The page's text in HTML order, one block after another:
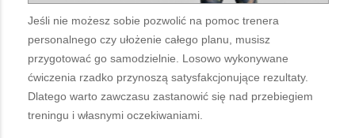
Jeśli nie możesz sobie pozwolić na pomoc trenera
personalnego czy ułożenie całego planu, musisz
przygotować go samodzielnie. Losowo wykonywane
ćwiczenia rzadko przynoszą satysfakcjonujące rezultaty.
Dlatego warto zawczasu zastanowić się nad przebiegiem
treningu i własnymi oczekiwaniami.